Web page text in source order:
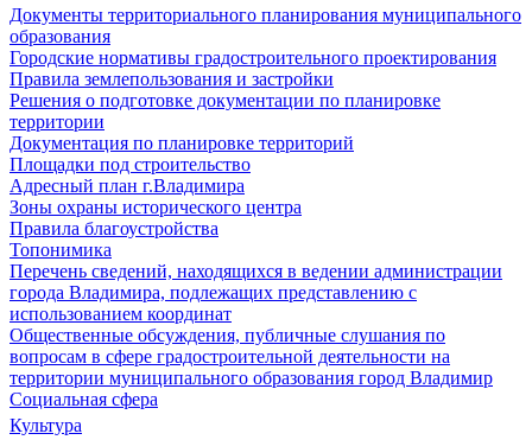
Документы территориального планирования муниципального
образования
Городские нормативы градостроительного проектирования
Правила землепользования и застройки
Решения о подготовке документации по планировке
территории
Документация по планировке территорий
Площадки под строительство
Адресный план г.Владимира
Зоны охраны исторического центра
Правила благоустройства
Топонимика
Перечень сведений, находящихся в ведении администрации
города Владимира, подлежащих представлению с
использованием координат
Общественные обсуждения, публичные слушания по
вопросам в сфере градостроительной деятельности на
территории муниципального образования город Владимир
Социальная сфера
Культура